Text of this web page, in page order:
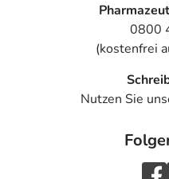
0800
(kostenfrei
Nutzen Sie